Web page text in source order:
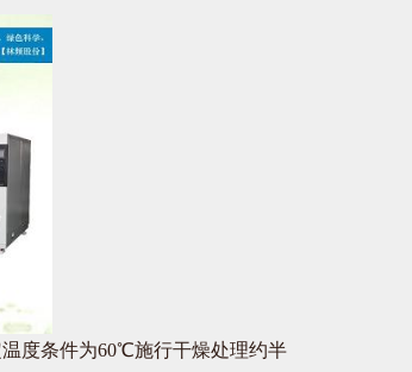
度条件为60℃施行干燥处理约半